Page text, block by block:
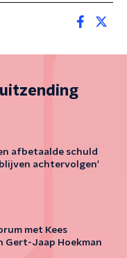
afbetaalde schuld
achtervolgen'
met Kees
Gert-Jaap Hoekman